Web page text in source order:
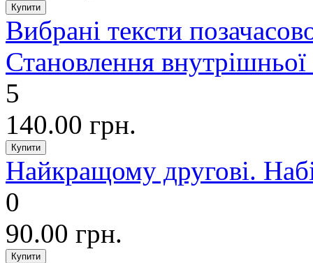
Вибрані тексти
Становлення
5
140.00 грн.
Найкращому другові.
0
90.00 грн.